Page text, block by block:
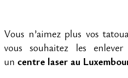
Vous n’aimez plus vos
vous souhaitez les
un centre laser au